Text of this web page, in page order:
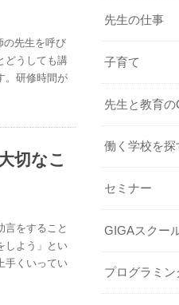
先生を呼び
どうしても講
。研修時間が
切なこ
をすること
しよう」とい
手くいってい
先生の仕事
子育て
先生と教育の
働く学校を探
セミナー
GIGAスクー
プログラミン